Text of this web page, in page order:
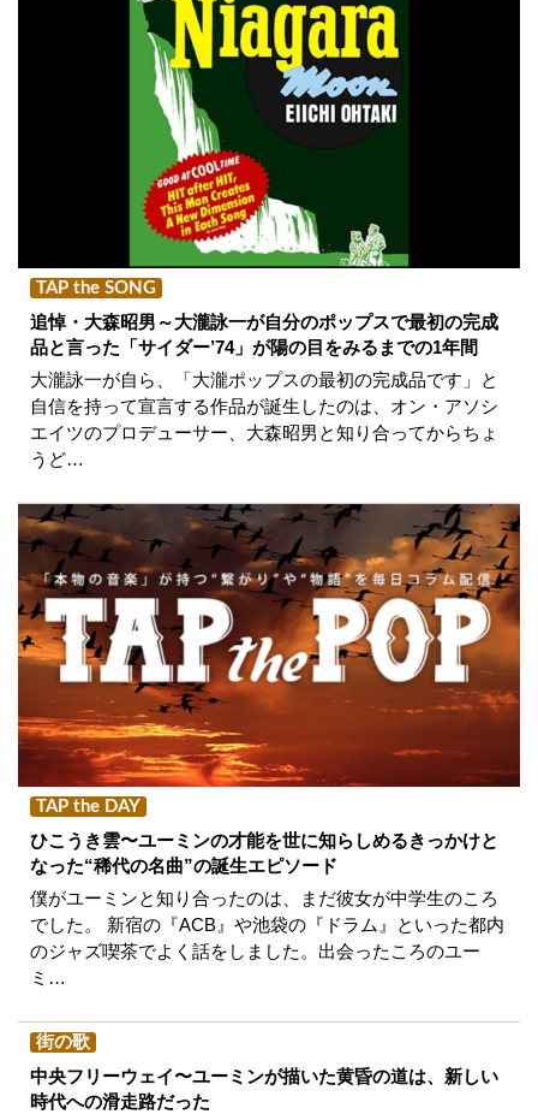
TAP the SONG
追悼・大森昭男～大瀧詠一が自分のポップスで最初の完成
品と言った「サイダー’74」が陽の目をみるまでの1年間
大瀧詠一が自ら、「大瀧ポップスの最初の完成品です」と
自信を持って宣言する作品が誕生したのは、オン・アソシ
エイツのプロデューサー、大森昭男と知り合ってからちょ
うど…
TAP the DAY
ひこうき雲〜ユーミンの才能を世に知らしめるきっかけと
なった“稀代の名曲”の誕生エピソード
僕がユーミンと知り合ったのは、まだ彼女が中学生のころ
でした。 新宿の『ACB』や池袋の『ドラム』といった都内
のジャズ喫茶でよく話をしました。出会ったころのユー
ミ…
街の歌
中央フリーウェイ〜ユーミンが描いた黄昏の道は、新しい
時代への滑走路だった